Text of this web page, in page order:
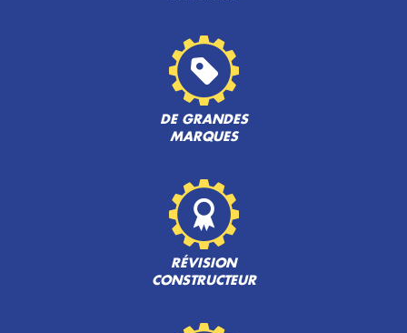
DE GRANDES
MARQUES
RÉVISION
CONSTRUCTEUR